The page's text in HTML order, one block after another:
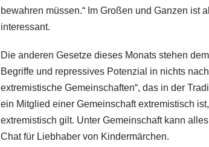
bewahren müssen.“ Im Großen und Ganzen ist
interessant.
Die anderen Gesetze dieses Monats stehen
Begriffe und repressives Potenzial in nichts
extremistische Gemeinschaften“, das in der
ein Mitglied einer Gemeinschaft extremistisch
extremistisch gilt. Unter Gemeinschaft kann
Chat für Liebhaber von Kindermärchen.